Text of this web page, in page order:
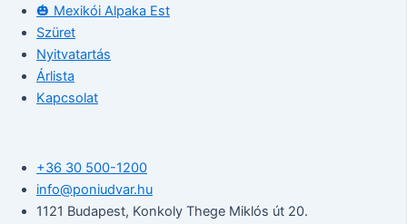
🎃 Mexikói Alpaka Est
Szüret
Nyitvatartás
Árlista
Kapcsolat
+36 30 500-1200​
info@poniudvar.hu
1121 Budapest, Konkoly Thege Miklós út 20.